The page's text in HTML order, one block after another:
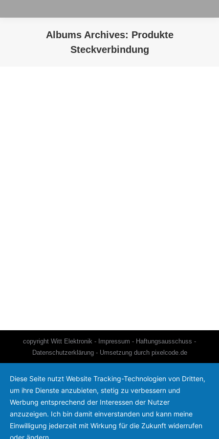
Albums Archives: Produkte
Steckverbindung
copyright Witt Elektronik - Impressum - Haftungsausschuss -
Datenschutzerklärung- Umsetzung durch pixelcode.de
Diese Seite nutzt Website Tracking-Technologien von Dritten,
um ihre Dienste anzubieten, stetig zu verbessern und
Werbung entsprechend der Interessen der Nutzer
anzuzeigen. Ich bin damit einverstanden und kann meine
Einwilligung jederzeit mit Wirkung für die Zukunft widerrufen
oder ändern.